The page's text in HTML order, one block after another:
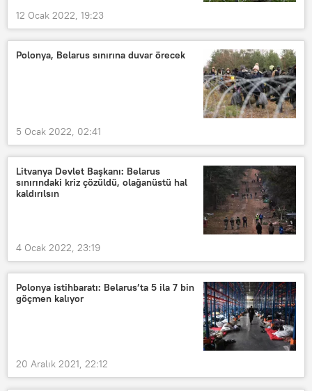
12 Ocak 2022, 19:23
Polonya, Belarus sınırına duvar örecek
5 Ocak 2022, 02:41
Litvanya Devlet Başkanı: Belarus
sınırındaki kriz çözüldü, olağanüstü hal
kaldırılsın
4 Ocak 2022, 23:19
Polonya istihbaratı: Belarus’ta 5 ila 7 bin
göçmen kalıyor
20 Aralık 2021, 22:12